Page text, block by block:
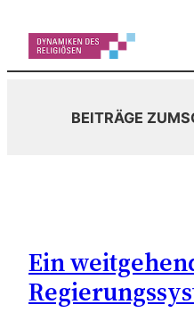
Inhalt
springen
BEITRÄGE ZUM
Ein